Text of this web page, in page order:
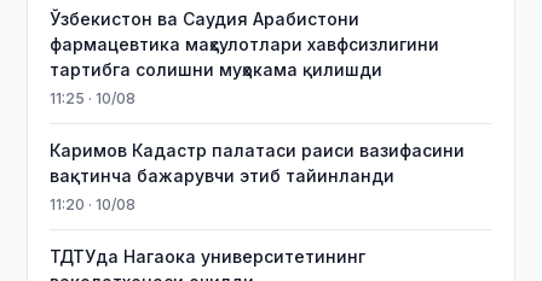
Ўзбекистон ва Саудия Арабистони
фармацевтика маҳсулотлари хавфсизлигини
тартибга солишни муҳокама қилишди
11:25 · 10/08
Каримов Кадастр палатаси раиси вазифасини
вақтинча бажарувчи этиб тайинланди
11:20 · 10/08
ТДТУда Нагаока университетининг